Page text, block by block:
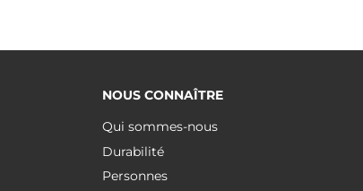
NOUS CONNAÎTRE
Qui sommes-nous
Durabilité
Personnes